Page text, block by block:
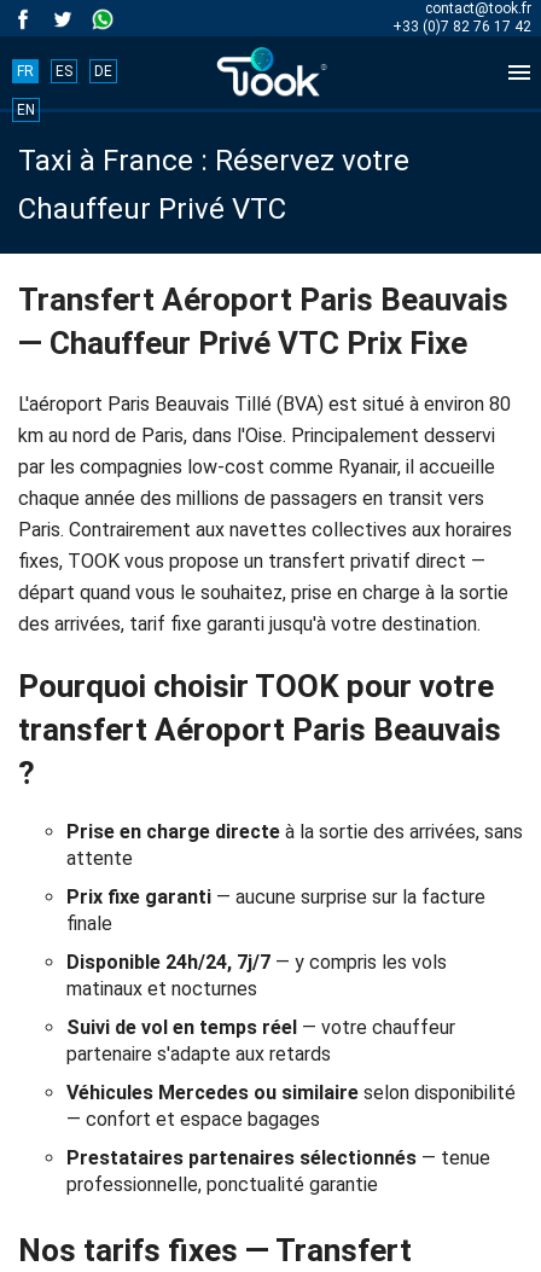
contact@took.fr
+33 (0)7 82 76 17 42

FR ES DE
EN
Taxi à France : Réservez votre
Chauffeur Privé VTC
Book
your
trip
now!
BOOK
Accueil
Réservation
Services
chauffeur
Aéroports
Solutions
d'affaires
Contact
CGV
Politique
de
Transfert Aéroport Paris Beauvais
— Chauffeur Privé VTC Prix Fixe
L'aéroport Paris Beauvais Tillé (BVA) est situé à environ 80
km au nord de Paris, dans l'Oise. Principalement desservi
par les compagnies low-cost comme Ryanair, il accueille
chaque année des millions de passagers en transit vers
Paris. Contrairement aux navettes collectives aux horaires
fixes, TOOK vous propose un transfert privatif direct —
départ quand vous le souhaitez, prise en charge à la sortie
des arrivées, tarif fixe garanti jusqu'à votre destination.
Pourquoi choisir TOOK pour votre
transfert Aéroport Paris Beauvais
?
Prise en charge directe à la sortie des arrivées, sans
attente
Prix fixe garanti — aucune surprise sur la facture
finale
Disponible 24h/24, 7j/7 — y compris les vols
matinaux et nocturnes
Suivi de vol en temps réel — votre chauffeur
partenaire s'adapte aux retards
Véhicules Mercedes ou similaire selon disponibilité
— confort et espace bagages
Prestataires partenaires sélectionnés — tenue
professionnelle, ponctualité garantie
Nos tarifs fixes — Transfert